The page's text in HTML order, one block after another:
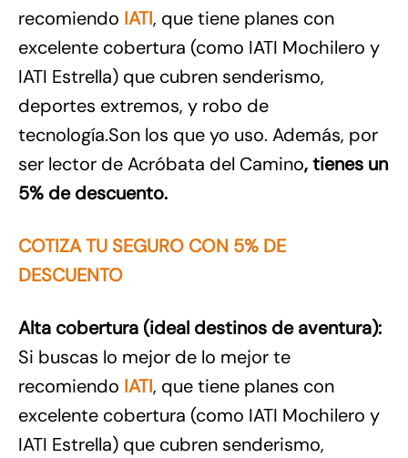
recomiendo IATI, que tiene planes con
excelente cobertura (como IATI Mochilero y
IATI Estrella) que cubren senderismo,
deportes extremos, y robo de
tecnología.Son los que yo uso. Además, por
ser lector de Acróbata del Camino, tienes un
5% de descuento.
COTIZA TU SEGURO CON 5% DE
DESCUENTO
Alta cobertura (ideal destinos de aventura):
Si buscas lo mejor de lo mejor te
recomiendo IATI, que tiene planes con
excelente cobertura (como IATI Mochilero y
IATI Estrella) que cubren senderismo,